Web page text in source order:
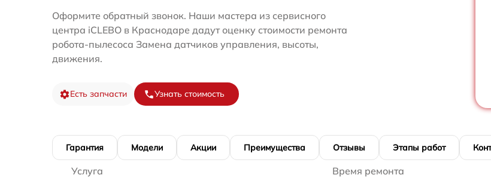
Оформите обратный звонок. Наши мастера из сервисного
центра iCLEBO в Краснодаре дадут оценку стоимости ремонта
робота-пылесоса Замена датчиков управления, высоты,
движения.
Есть запчасти Узнать стоимость
Гарантия Модели Акции Преимущества Отзывы Этапы работ
Услуга Время ремонта